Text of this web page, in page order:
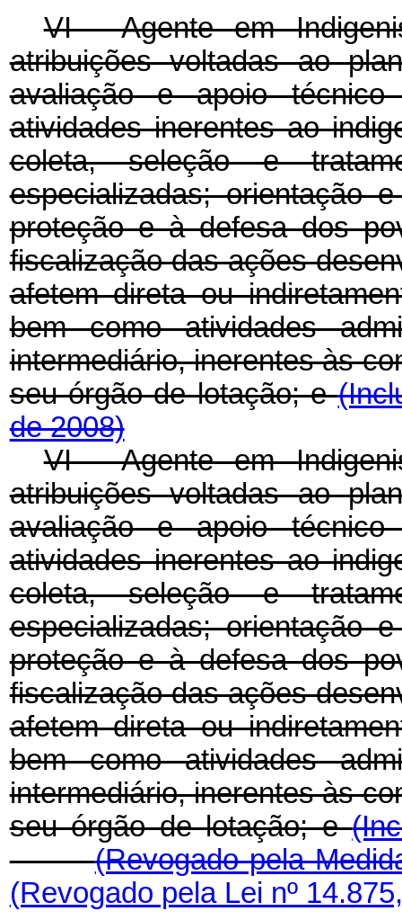
VI - Agente em
atribuições voltadas ao
avaliação e apoio técnico
atividades inerentes ao
coleta, seleção e
especializadas; orientação
proteção e à defesa dos
fiscalização das ações
afetem direta ou
bem como atividades
intermediário, inerentes às
seu órgão de lotação; e
de 2008)
VI - Agente em
atribuições voltadas ao
avaliação e apoio técnico
atividades inerentes ao
coleta, seleção e
especializadas; orientação
proteção e à defesa dos
fiscalização das ações
afetem direta ou
bem como atividades
intermediário, inerentes às
seu órgão de lotação; e
(Revogado pela
(Revogado pela Lei nº